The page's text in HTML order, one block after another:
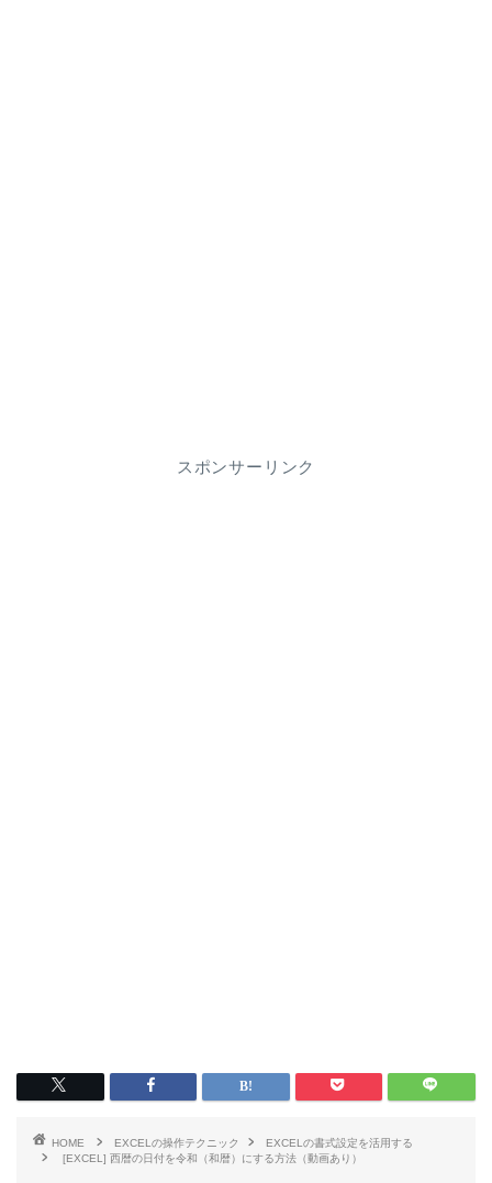
スポンサーリンク
HOME EXCELの操作テクニック
EXCELの書式設定を活用する
[EXCEL] 西暦の日付を令和（和暦）にする方法（動画あり）